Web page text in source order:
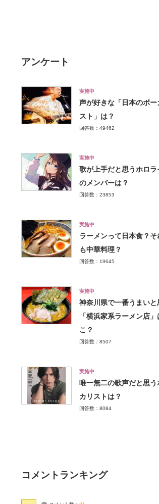
アンケート
実施中
声が好きな「日本のボー
スト」は？
回答数：49462
実施中
歌が上手だと思うホロラ
のメンバーは？
回答数：23853
実施中
ラーメンって日本食？そ
も中華料理？
回答数：19645
実施中
神奈川県で一番うまいと
「横浜家系ラーメン店
こ？
回答数：8507
実施中
唯一無二の歌声だと思う
カリストは？
回答数：8084
コメントランキング